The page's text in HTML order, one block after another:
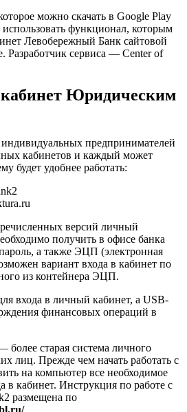
можно скачать в Google Play
использовать функционал, которым
Левобережный Банк сайтовой
Разработчик сервиса — Center of
Юридическим
предпринимателей
кабинетов и каждый может
будет удобнее работать:
версий личный
получить в офисе банка
а также ЭЦП (электронная
вариант входа в кабинет по
из контейнера ЭЦП.
входа в личный кабинет, а USB-
финансовых операций в
более старая система личного
лиц. Прежде чем начать работать с
на компьютер все необходимое
в кабинет. Инструкция по работе с
размещена по